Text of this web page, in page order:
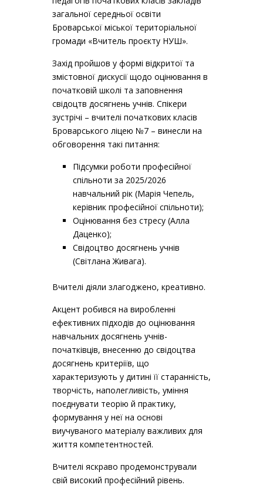
загальної середньої освіти
Броварської міської територіальної
громади «Вчитель проєкту НУШ».
Захід пройшов у формі відкритої та
змістовної дискусії щодо оцінювання в
початковій школі та заповнення
свідоцтв досягнень учнів. Спікери
зустрічі – вчителі початкових класів
Броварського ліцею №7 – винесли на
обговорення такі питання:
Підсумки роботи професійної
спільноти за 2025/2026
навчальний рік (Марія Чепель,
керівник професійної спільноти);
Оцінювання без стресу (Алла
Даценко);
Свідоцтво досягнень учнів
(Світлана Живага).
Вчителі діяли злагоджено, креативно.
Акцент робився на виробленні
ефективних підходів до оцінювання
навчальних досягнень учнів-
початківців, внесенню до свідоцтва
досягнень критеріїв, що
характеризують у дитині її старанність,
творчість, наполегливість, уміння
поєднувати теорію й практику,
формування у неї на основі
виучуваного матеріалу важливих для
життя компетентностей.
Вчителі яскраво продемонстрували
свій високий професійний рівень.